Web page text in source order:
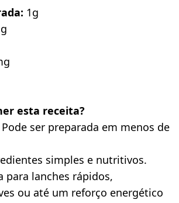
1g
esta receita?
Pode ser preparada em menos de
simples e nutritivos.
para lanches rápidos,
ou até um reforço energético